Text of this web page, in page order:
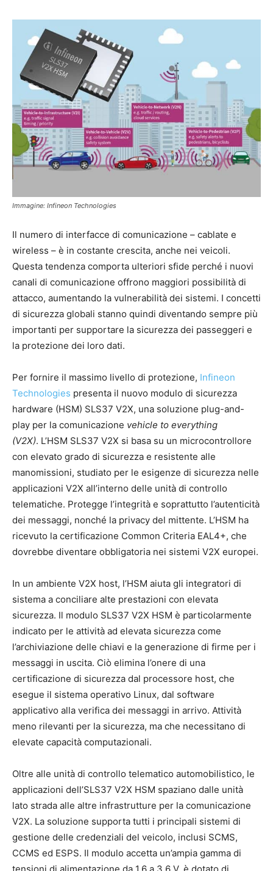
Immagine: Infineon Technologies
Il numero di interfacce di comunicazione – cablate e
wireless – è in costante crescita, anche nei veicoli.
Questa tendenza comporta ulteriori sfide perché i nuovi
canali di comunicazione offrono maggiori possibilità di
attacco, aumentando la vulnerabilità dei sistemi. I concetti
di sicurezza globali stanno quindi diventando sempre più
importanti per supportare la sicurezza dei passeggeri e
la protezione dei loro dati.
Per fornire il massimo livello di protezione, Infineon
Technologies presenta il nuovo modulo di sicurezza
hardware (HSM) SLS37 V2X, una soluzione plug-and-
play per la comunicazione vehicle to everything
(V2X). L’HSM SLS37 V2X si basa su un microcontrollore
con elevato grado di sicurezza e resistente alle
manomissioni, studiato per le esigenze di sicurezza nelle
applicazioni V2X all’interno delle unità di controllo
telematiche. Protegge l’integrità e soprattutto l’autenticità
dei messaggi, nonché la privacy del mittente. L’HSM ha
ricevuto la certificazione Common Criteria EAL4+, che
dovrebbe diventare obbligatoria nei sistemi V2X europei.
In un ambiente V2X host, l’HSM aiuta gli integratori di
sistema a conciliare alte prestazioni con elevata
sicurezza. Il modulo SLS37 V2X HSM è particolarmente
indicato per le attività ad elevata sicurezza come
l’archiviazione delle chiavi e la generazione di firme per i
messaggi in uscita. Ciò elimina l’onere di una
certificazione di sicurezza dal processore host, che
esegue il sistema operativo Linux, dal software
applicativo alla verifica dei messaggi in arrivo. Attività
meno rilevanti per la sicurezza, ma che necessitano di
elevate capacità computazionali.
Oltre alle unità di controllo telematico automobilistico, le
applicazioni dell’SLS37 V2X HSM spaziano dalle unità
lato strada alle altre infrastrutture per la comunicazione
V2X. La soluzione supporta tutti i principali sistemi di
gestione delle credenziali del veicolo, inclusi SCMS,
CCMS ed ESPS. Il modulo accetta un’ampia gamma di